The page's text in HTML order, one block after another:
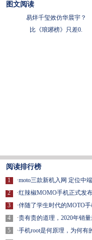
图文阅读
易烊千玺效仿华晨宇？
比《琅琊榜》只差0.
阅读排行榜
1
2
3
4
5
·moto三款新机入网 定位中
·红辣椒MOMO手机正式发
·伴随了学生时代的MOTO
·贵有贵的道理，2020年销
·手机root是何原理，为何有